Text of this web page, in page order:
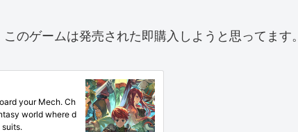
のゲームは発売された即購入しようと思ってます。